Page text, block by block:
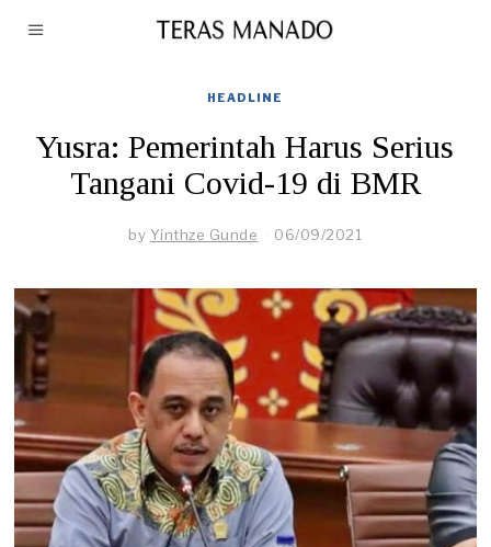
HEADLINE
Yusra: Pemerintah Harus Serius
Tangani Covid-19 di BMR
by Yinthze Gunde 06/09/2021